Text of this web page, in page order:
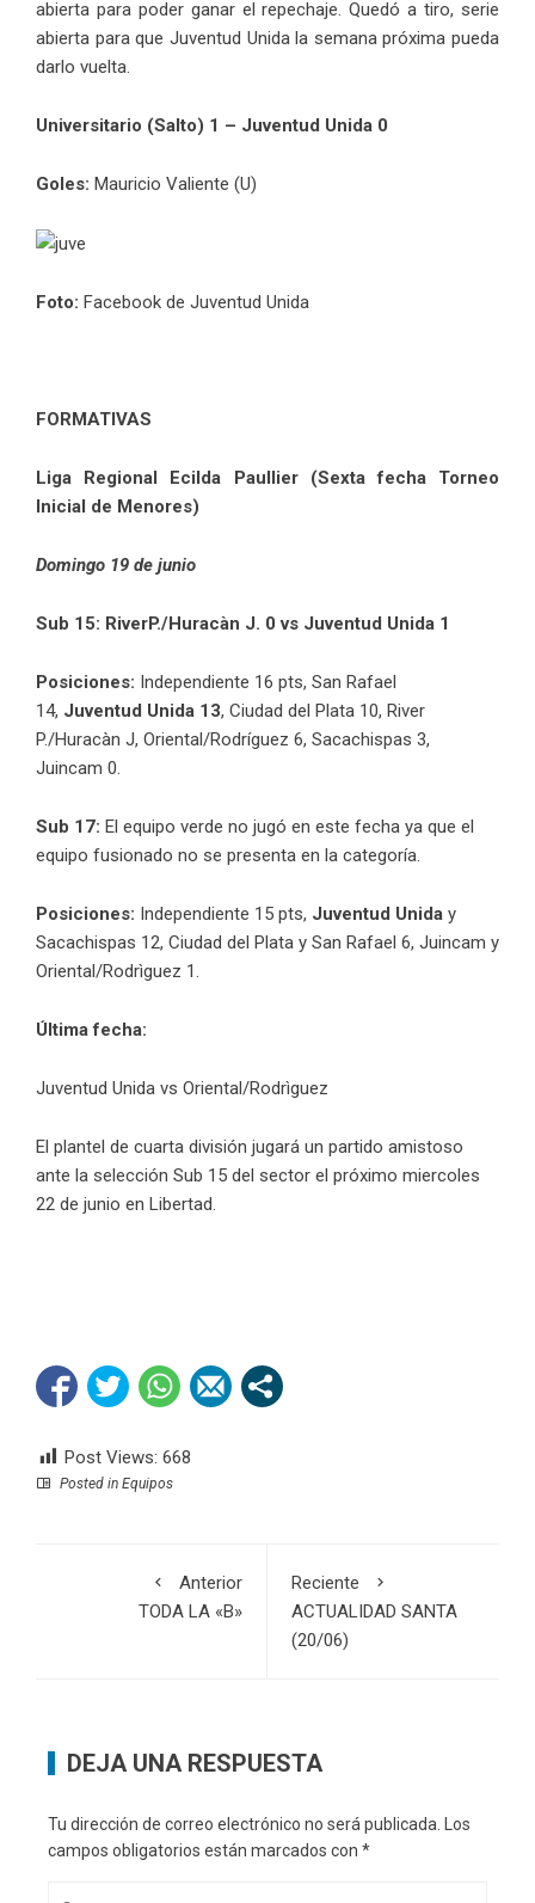
abierta para poder ganar el repechaje. Quedó a tiro, serie
abierta para que Juventud Unida la semana próxima pueda
darlo vuelta.
Universitario (Salto) 1 – Juventud Unida 0
Goles: Mauricio Valiente (U)
Foto: Facebook de Juventud Unida
FORMATIVAS
Liga Regional Ecilda Paullier (Sexta fecha Torneo
Inicial de Menores)
Domingo 19 de junio
Sub 15: RiverP./Huracàn J. 0 vs Juventud Unida 1
Posiciones: Independiente 16 pts, San Rafael
14, Juventud Unida 13, Ciudad del Plata 10, River
P./Huracàn J, Oriental/Rodríguez 6, Sacachispas 3,
Juincam 0.
Sub 17: El equipo verde no jugó en este fecha ya que el
equipo fusionado no se presenta en la categoría.
Posiciones: Independiente 15 pts, Juventud Unida y
Sacachispas 12, Ciudad del Plata y San Rafael 6, Juincam y
Oriental/Rodrìguez 1.
Última fecha:
Juventud Unida vs Oriental/Rodrìguez
El plantel de cuarta división jugará un partido amistoso
ante la selección Sub 15 del sector el próximo miercoles
22 de junio en Libertad.
Post Views: 668
Posted in Equipos
Anterior
TODA LA «B»
Reciente
ACTUALIDAD SANTA
(20/06)
DEJA UNA RESPUESTA
Tu dirección de correo electrónico no será publicada.
Los
campos obligatorios están marcados con *